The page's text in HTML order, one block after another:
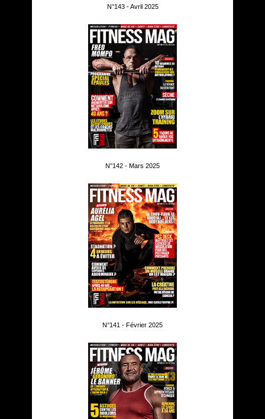
N°143 - Avril 2025
N°142 - Mars 2025
N°141 - Février 2025